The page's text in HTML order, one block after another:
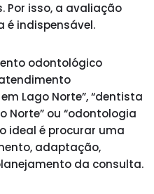
Por isso, a avaliação
é indispensável.
odontológico
Lago Norte”, “dentista
Norte” ou “odontologia
ideal é procurar uma
adaptação,
da consulta.